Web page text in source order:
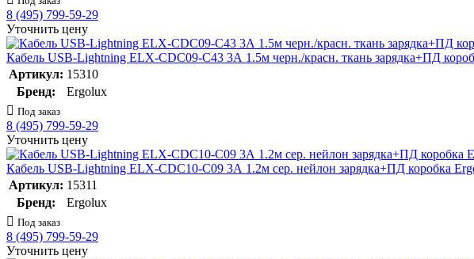
8 (495) 799-59-29
Уточнить цену
Кабель USB-Lightning ELX-CDC09-C43 3А 1.5м черн./красн. ткань зарядка+ПД
Артикул: 15310
Бренд:
Ergolux
Под заказ
8 (495) 799-59-29
Уточнить цену
Кабель USB-Lightning ELX-CDC10-C09 3А 1.2м сер. нейлон зарядка+ПД коробка
Артикул: 15311
Бренд:
Ergolux
Под заказ
8 (495) 799-59-29
Уточнить цену